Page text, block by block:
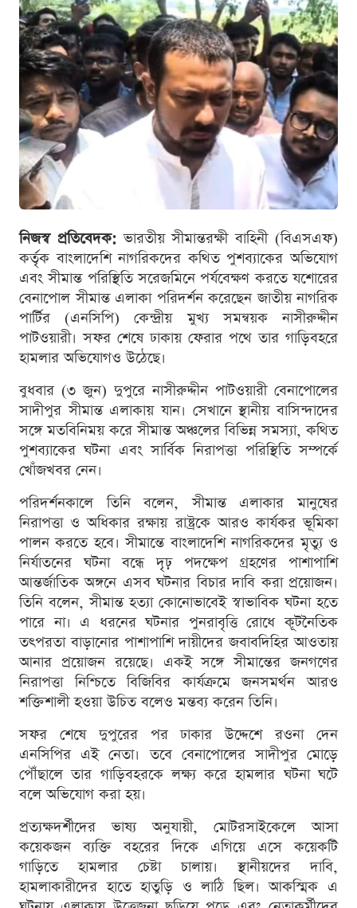
নিজস্ব প্রতিবেদক:ভারতীয় সীমান্তরক্ষী বাহিনী (বিএসএফ)
কর্তৃক বাংলাদেশি নাগরিকদের কথিত পুশব্যাকের অভিযোগ
এবং সীমান্ত পরিস্থিতি সরেজমিনে পর্যবেক্ষণ করতে যশোরের
বেনাপোল সীমান্ত এলাকা পরিদর্শন করেছেন জাতীয় নাগরিক
পার্টির (এনসিপি) কেন্দ্রীয় মুখ্য সমন্বয়ক নাসীরুদ্দীন
পাটওয়ারী। সফর শেষে ঢাকায় ফেরার পথে তার গাড়িবহরে
হামলার অভিযোগও উঠেছে।
বুধবার (৩ জুন) দুপুরে নাসীরুদ্দীন পাটওয়ারী বেনাপোলের
সাদীপুর সীমান্ত এলাকায় যান। সেখানে স্থানীয় বাসিন্দাদের
সঙ্গে মতবিনিময় করে সীমান্ত অঞ্চলের বিভিন্ন সমস্যা, কথিত
পুশব্যাকের ঘটনা এবং সার্বিক নিরাপত্তা পরিস্থিতি সম্পর্কে
খোঁজখবর নেন।
পরিদর্শনকালে তিনি বলেন, সীমান্ত এলাকার মানুষের
নিরাপত্তা ও অধিকার রক্ষায় রাষ্ট্রকে আরও কার্যকর ভূমিকা
পালন করতে হবে। সীমান্তে বাংলাদেশি নাগরিকদের মৃত্যু ও
নির্যাতনের ঘটনা বন্ধে দৃঢ় পদক্ষেপ গ্রহণের পাশাপাশি
আন্তর্জাতিক অঙ্গনে এসব ঘটনার বিচার দাবি করা প্রয়োজন।
তিনি বলেন, সীমান্ত হত্যা কোনোভাবেই স্বাভাবিক ঘটনা হতে
পারে না। এ ধরনের ঘটনার পুনরাবৃত্তি রোধে কূটনৈতিক
তৎপরতা বাড়ানোর পাশাপাশি দায়ীদের জবাবদিহির আওতায়
আনার প্রয়োজন রয়েছে। একই সঙ্গে সীমান্তের জনগণের
নিরাপত্তা নিশ্চিতে বিজিবির কার্যক্রমে জনসমর্থন আরও
শক্তিশালী হওয়া উচিত বলেও মন্তব্য করেন তিনি।
সফর শেষে দুপুরের পর ঢাকার উদ্দেশে রওনা দেন
এনসিপির এই নেতা। তবে বেনাপোলের সাদীপুর মোড়ে
পৌঁছালে তার গাড়িবহরকে লক্ষ্য করে হামলার ঘটনা ঘটে
বলে অভিযোগ করা হয়।
প্রত্যক্ষদর্শীদের ভাষ্য অনুযায়ী, মোটরসাইকেলে আসা
কয়েকজন ব্যক্তি বহরের দিকে এগিয়ে এসে কয়েকটি
গাড়িতে হামলার চেষ্টা চালায়। স্থানীয়দের দাবি,
হামলাকারীদের হাতে হাতুড়ি ও লাঠি ছিল। আকস্মিক এ